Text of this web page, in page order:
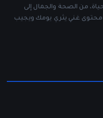
من الصحة والجمال إلى
محتوى غني يثري يومك ويجيب